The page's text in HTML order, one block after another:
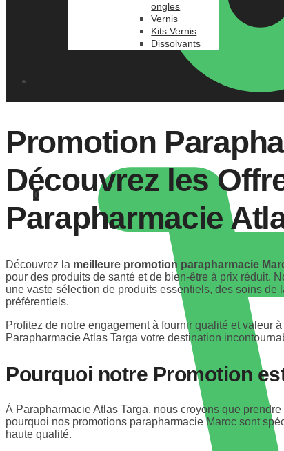
0
ongles
Vernis
Kits Vernis
Dissolvants
Promotion
Découvrez les
Parapharmacie
Découvrez la meilleure promotion parapharmacie
pour des produits de santé et de bien-être à prix réduit.
une vaste sélection de produits essentiels, des soins
préférentiels.
Profitez de notre engagement à fournir qualité et valeur
Parapharmacie Atlas Targa votre destination
Pourquoi notre Promotion
À Parapharmacie Atlas Targa, nous croyons que
pourquoi nos promotions parapharmacie Maroc sont
haute qualité.